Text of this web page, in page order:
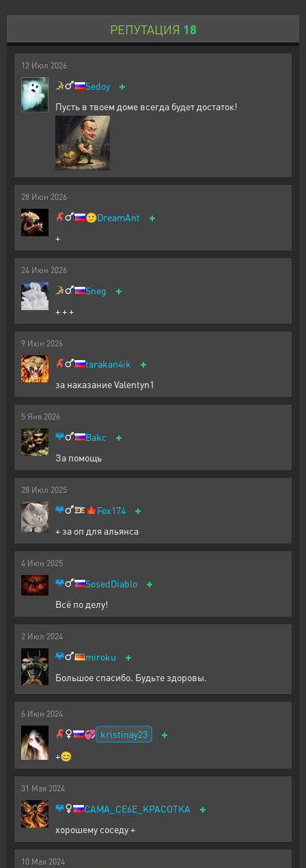
РЕПУТАЦИЯ 18
12 Июл 2026
Sedoy +
Пусть в твоем доме всегда будет достаток!
28 Июн 2026
🙂DreamAnt +
+
24 Июн 2026
Sneg +
+ + +
9 Июн 2026
tarakan4ik +
за наказание Valentyn1
5 Янв 2026
Bakc +
За помощь
28 Июл 2025
🍁Fox174 +
+ за оп для альянса
4 Июн 2025
SosedDiablo +
Всё по делу!
2 Июл 2024
miroku +
Большое спасибо. Будьте здоровы.
6 Июн 2024
💞 kristinay23 +
+😊
31 Мая 2024
CAMA_CE6E_KPACOTKA +
хорошему соседу +
10 Мая 2024